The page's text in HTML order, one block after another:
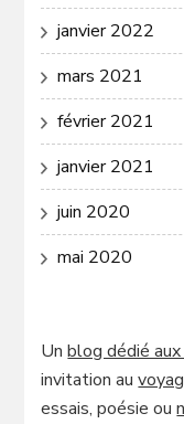
janvier 2022
mars 2021
février 2021
janvier 2021
juin 2020
mai 2020
Unblog dédié
invitation au
essais, poésie ou